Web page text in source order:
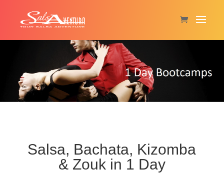
Salsa, Bachata, Kizomba
& Zouk in 1 Day